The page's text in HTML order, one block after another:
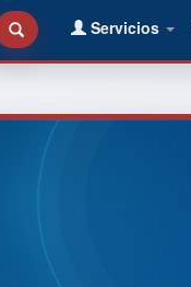
Servicios